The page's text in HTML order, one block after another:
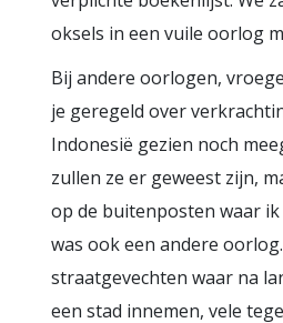
oksels in een vuile oorlog
Bij andere oorlogen,
je geregeld over
Indonesië gezien noch
zullen ze er geweest zijn,
op de buitenposten waar
was ook een andere
straatgevechten waar na
een stad innemen, vele